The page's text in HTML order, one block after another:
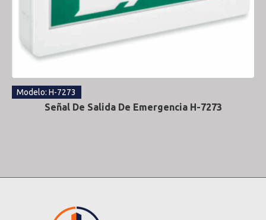
Modelo: H-7273
Señal De Salida De Emergencia H-7273